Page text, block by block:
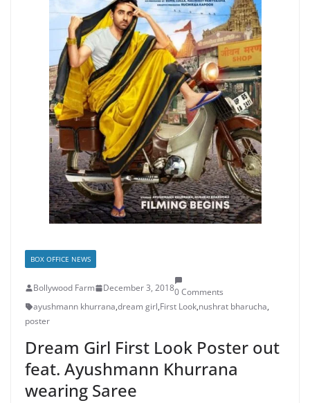
BOX OFFICE NEWS
Bollywood Farm December 3, 20180 Comments
ayushmann khurrana,dream girl,First Look,nushrat bharucha,
poster
Dream Girl First Look Poster out
feat. Ayushmann Khurrana
wearing Saree